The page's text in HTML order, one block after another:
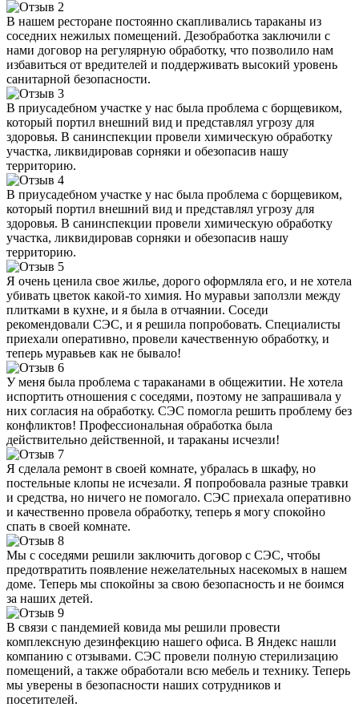
В нашем ресторане постоянно скапливались тараканы из
соседних нежилых помещений. Дезобработка заключили с
нами договор на регулярную обработку, что позволило нам
избавиться от вредителей и поддерживать высокий уровень
санитарной безопасности.
В приусадебном участке у нас была проблема с борщевиком,
который портил внешний вид и представлял угрозу для
здоровья. В санинспекции провели химическую обработку
участка, ликвидировав сорняки и обезопасив нашу
территорию.
В приусадебном участке у нас была проблема с борщевиком,
который портил внешний вид и представлял угрозу для
здоровья. В санинспекции провели химическую обработку
участка, ликвидировав сорняки и обезопасив нашу
территорию.
Я очень ценила свое жилье, дорого оформляла его, и не хотела
убивать цветок какой-то химия. Но муравьи заползли между
плитками в кухне, и я была в отчаянии. Соседи
рекомендовали СЭС, и я решила попробовать. Специалисты
приехали оперативно, провели качественную обработку, и
теперь муравьев как не бывало!
У меня была проблема с тараканами в общежитии. Не хотела
испортить отношения с соседями, поэтому не запрашивала у
них согласия на обработку. СЭС помогла решить проблему без
конфликтов! Профессиональная обработка была
действительно действенной, и тараканы исчезли!
Я сделала ремонт в своей комнате, убралась в шкафу, но
постельные клопы не исчезали. Я попробовала разные травки
и средства, но ничего не помогало. СЭС приехала оперативно
и качественно провела обработку, теперь я могу спокойно
спать в своей комнате.
Мы с соседями решили заключить договор с СЭС, чтобы
предотвратить появление нежелательных насекомых в нашем
доме. Теперь мы спокойны за свою безопасность и не боимся
за наших детей.
В связи с пандемией ковида мы решили провести
комплексную дезинфекцию нашего офиса. В Яндекс нашли
компанию с отзывами. СЭС провели полную стерилизацию
помещений, а также обработали всю мебель и технику. Теперь
мы уверены в безопасности наших сотрудников и
посетителей.